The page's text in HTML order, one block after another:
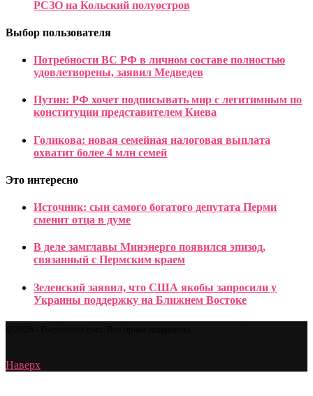
РСЗО на Кольский полуостров
Выбор пользователя
Потребности ВС РФ в личном составе полностью
удовлетворены, заявил Медведев
Путин: РФ хочет подписывать мир с легитимным по
конституции представителем Киева
Голикова: новая семейная налоговая выплата
охватит более 4 млн семей
Это интересно
Источник: сын самого богатого депутата Перми
сменит отца в думе
В деле замглавы Минэнерго появился эпизод,
связанный с Пермским краем
Зеленский заявил, что США якобы запросили у
Украины поддержку на Ближнем Востоке
Наверх